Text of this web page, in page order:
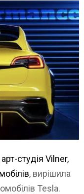
арт-студія Vilner,
, вирішила
Tesla.